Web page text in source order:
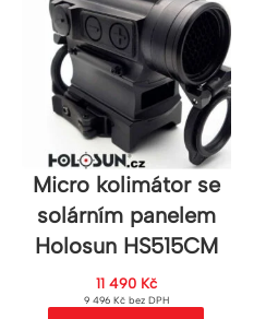
Micro kolimátor se
solárním panelem
Holosun HS515CM
11 490 Kč
9 496 Kčbez DPH